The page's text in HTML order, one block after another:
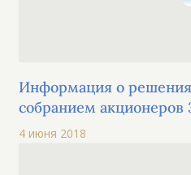
Информация о
собранием акционеров
4 июня 2018